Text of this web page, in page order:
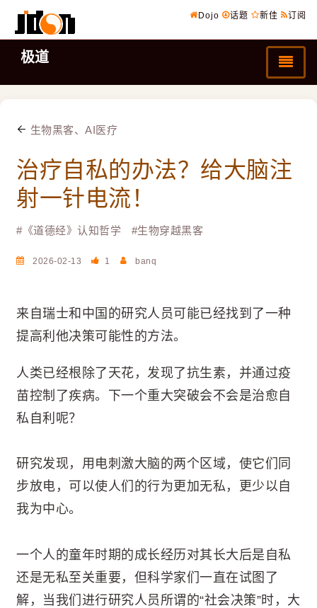
Dojo 话题 新佳 订阅
极道
生物黑客、AI医疗
治疗自私的办法？给大脑注
射一针电流！
#《道德经》认知哲学 #生物穿越黑客
2026-02-13 1 banq
来自瑞士和中国的研究人员可能已经找到了一种
提高利他决策可能性的方法。
人类已经根除了天花，发现了抗生素，并通过疫
苗控制了疾病。下一个重大突破会不会是治愈自
私自利呢？
研究发现，用电刺激大脑的两个区域，使它们同
步放电，可以使人们的行为更加无私，更少以自
我为中心。
一个人的童年时期的成长经历对其长大后是自私
还是无私至关重要，但科学家们一直在试图了
解，当我们进行研究人员所谓的“社会决策”时，大